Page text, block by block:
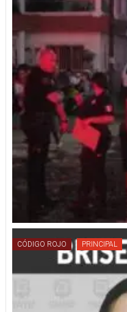
CÓDIGO ROJO PRINCIPAL